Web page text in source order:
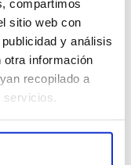
compartimos
sitio web con
y análisis
otra información
recopilado a
servicios.
la extracción y
son oxígeno del aire.
adaptado para
latecnología
de aire y
consigue una salida
de la humedad del